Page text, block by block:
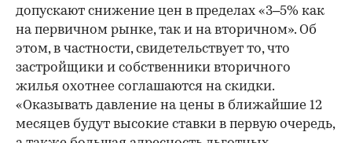
допускают снижение цен в пределах «3–5% как
на первичном рынке, так и на вторичном». Об
этом, в частности, свидетельствует то, что
застройщики и собственники вторичного
жилья охотнее соглашаются на скидки.
«Оказывать давление на цены в ближайшие 12
месяцев будут высокие ставки в первую очередь,